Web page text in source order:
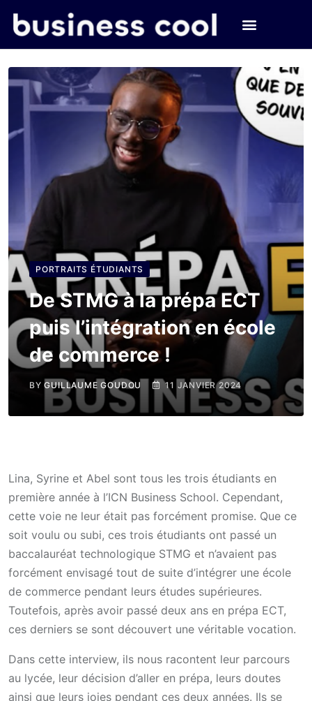
PORTRAITS ÉTUDIANTS
De STMG à la prépa ECT
puis l’intégration en école
de commerce !
BYGUILLAUME GOUDOU 11 JANVIER 2024
Lina, Syrine et Abel sont tous les trois étudiants en
première année à l’ICN Business School. Cependant,
cette voie ne leur était pas forcément promise. Que ce
soit voulu ou subi, ces trois étudiants ont passé un
baccalauréat technologique STMG et n’avaient pas
forcément envisagé tout de suite d’intégrer une école
de commerce pendant leurs études supérieures.
Toutefois, après avoir passé deux ans en prépa ECT,
ces derniers se sont découvert une véritable vocation.
Dans cette interview, ils nous racontent leur parcours
au lycée, leur décision d’aller en prépa, leurs doutes
ainsi que leurs joies pendant ces deux années. Ils se